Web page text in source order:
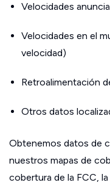
Velocidades
Velocidades en el
velocidad)
Retroalimentación
Otros datos
Obtenemos datos de
nuestros mapas de
cobertura de la FCC,